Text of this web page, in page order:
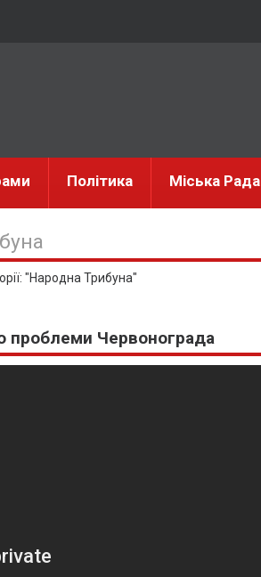
Політика Міська Рада
"Народна Трибуна"
проблеми Червонограда